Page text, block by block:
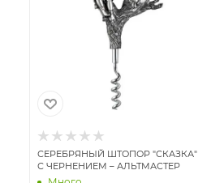
СЕРЕБРЯНЫЙ ШТОПОР "СКАЗКА"
С ЧЕРНЕНИЕМ – АЛЬТМАСТЕР